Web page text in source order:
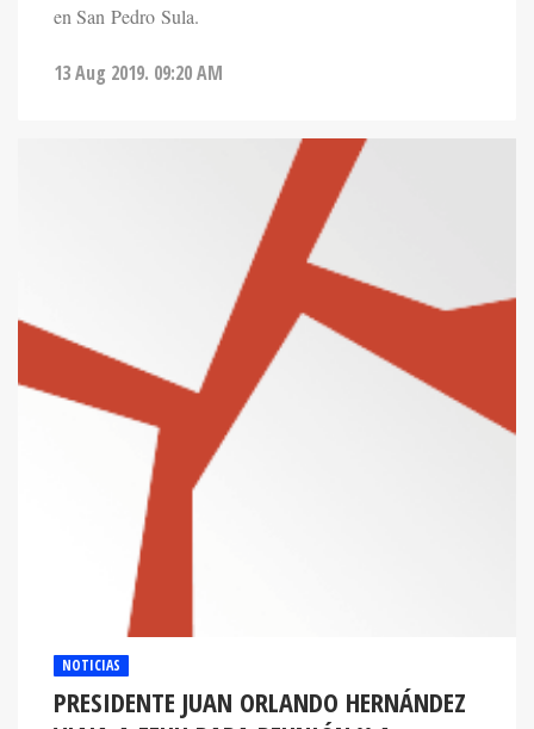
en San Pedro Sula.
13 Aug 2019. 09:20 AM
NOTICIAS
PRESIDENTE JUAN ORLANDO HERNÁNDEZ